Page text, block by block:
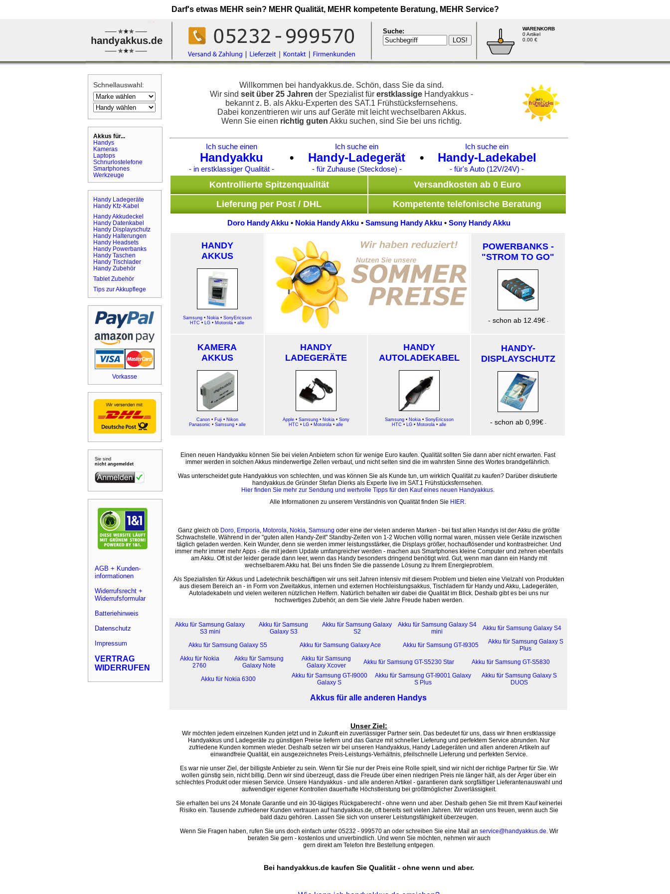
Darf's etwas MEHR sein? MEHR Qualität, MEHR kompetente Beratung, MEHR Service?
Suche:
WARENKORB
0 Artikel
0.00 €
Schnellauswahl:
Akkus für...
Handys
Kameras
Laptops
Schnurlostelefone
Smartphones
Werkzeuge
Handy Ladegeräte
Handy Kfz-Kabel
Handy Akkudeckel
Handy Datenkabel
Handy Displayschutz
Handy Halterungen
Handy Headsets
Handy Powerbanks
Handy Taschen
Handy Tischlader
Handy Zubehör
Tablet Zubehör
Tips zur Akkupflege
Vorkasse
Sie sind
nicht angemeldet
AGB + Kunden-
informationen
Widerrufsrecht +
Widerrufsformular
Batteriehinweis
Datenschutz
Impressum
VERTRAG
WIDERRUFEN
Willkommen bei handyakkus.de. Schön, dass Sie da sind.
Wir sind seit über 25 Jahren der Spezialist für erstklassige Handyakkus -
bekannt z. B. als Akku-Experten des SAT.1 Frühstücksfernsehens.
Dabei konzentrieren wir uns auf Geräte mit leicht wechselbaren Akkus.
Wenn Sie einen richtig guten Akku suchen, sind Sie bei uns richtig.
Ich suche einen
Handyakku
- in erstklassiger Qualität -
•
Ich suche ein
Handy-Ladegerät
- für Zuhause (Steckdose) -
•
Ich suche ein
Handy-Ladekabel
- für's Auto (12V/24V) -
Kontrollierte Spitzenqualität
Versandkosten ab 0 Euro
Lieferung per Post / DHL
Kompetente telefonische Beratung
Doro Handy Akku • Nokia Handy Akku • Samsung Handy Akku • Sony Handy Akku
HANDY
AKKUS
Samsung• Nokia• SonyEricsson
HTC • LG • Motorola • alle
POWERBANKS -
"STROM TO GO"
- schon ab 12.49€-
KAMERA
AKKUS
Canon• Fuji• Nikon
Panasonic • Samsung• alle
HANDY
LADEGERÄTE
Apple• Samsung• Nokia• Sony
HTC • LG • Motorola • alle
HANDY
AUTOLADEKABEL
Samsung• Nokia• SonyEricsson
HTC • LG • Motorola • alle
HANDY-
DISPLAYSCHUTZ
- schon ab 0,99€-
Einen neuen Handyakku können Sie bei vielen Anbietern schon für wenige Euro kaufen. Qualität sollten Sie dann aber nicht erwarten. Fast
immer werden in solchen Akkus minderwertige Zellen verbaut, und nicht selten sind die im wahrsten Sinne des Wortes brandgefährlich.
Was unterscheidet gute Handyakkus von schlechten, und was können Sie als Kunde tun, um wirklich Qualität zu kaufen? Darüber diskutierte
handyakkus.de Gründer Stefan Dierks als Experte live im SAT.1 Frühstücksfernsehen.
Hier finden Sie mehr zur Sendung und wertvolle Tipps für den Kauf eines neuen Handyakkus.
Alle Informationen zu unserem Verständnis von Qualität finden Sie HIER.
Ganz gleich ob Doro, Emporia, Motorola, Nokia, Samsung oder eine der vielen anderen Marken - bei fast allen Handys ist der Akku die größte
Schwachstelle. Während in der "guten alten Handy-Zeit" Standby-Zeiten von 1-2 Wochen völlig normal waren, müssen viele Geräte inzwischen
täglich geladen werden. Kein Wunder, denn sie werden immer leistungsstärker, die Displays größer, hochauflösender und kontrastreicher. Und
immer mehr immer mehr Apps - die mit jedem Update umfangreicher werden - machen aus Smartphones kleine Computer und zehren ebenfalls
am Akku. Oft ist der leider gerade dann leer, wenn das Handy besonders dringend benötigt wird. Gut, wenn man dann ein Handy mit
wechselbarem Akku hat. Bei uns finden Sie die passende Lösung zu Ihrem Energieproblem.
Als Spezialisten für Akkus und Ladetechnik beschäftigen wir uns seit Jahren intensiv mit diesem Problem und bieten eine Vielzahl von Produkten
aus diesem Bereich an - in Form von Zweitakkus, internen und externen Hochleistungsakkus, Tischladern für Handy und Akku, Ladegeräten,
Autoladekabeln und vielen weiteren nützlichen Helfern. Natürlich behalten wir dabei die Qualität im Blick. Deshalb gibt es bei uns nur
hochwertiges Zubehör, an dem Sie viele Jahre Freude haben werden.
Akku für Samsung Galaxy
S3 mini
Akku für Samsung
Galaxy S3
Akku für Samsung Galaxy
S2
Akku für Samsung Galaxy S4
mini
Akku für Samsung Galaxy S4
Akku für Samsung Galaxy S5 Akku für Samsung Galaxy Ace Akku für Samsung GT-I9305
Akku für Samsung Galaxy S
Plus
Akku für Nokia
2760
Akku für Samsung
Galaxy Note
Akku für Samsung
Galaxy Xcover
Akku für Samsung GT-S5230 Star Akku für Samsung GT-S5830
Akku für Nokia 6300
Akku für Samsung GT-I9000
Galaxy S
Akku für Samsung GT-I9001 Galaxy
S Plus
Akku für Samsung Galaxy S
DUOS
Akkus für alle anderen Handys
Unser Ziel:
Wir möchten jedem einzelnen Kunden jetzt und in Zukunft ein zuverlässiger Partner sein. Das bedeutet für uns, dass wir Ihnen erstklassige
Handyakkus und Ladegeräte zu günstigen Preise liefern und das Ganze mit schneller Lieferung und perfektem Service abrunden. Nur
zufriedene Kunden kommen wieder. Deshalb setzen wir bei unseren Handyakkus, Handy Ladegeräten und allen anderen Artikeln auf
einwandfreie Qualität, ein ausgezeichnetes Preis-Leistungs-Verhältnis, pfeilschnelle Lieferung und perfekten Service.
Es war nie unser Ziel, der billigste Anbieter zu sein. Wenn für Sie nur der Preis eine Rolle spielt, sind wir nicht der richtige Partner für Sie. Wir
wollen günstig sein, nicht billig. Denn wir sind überzeugt, dass die Freude über einen niedrigen Preis nie länger hält, als der Ärger über ein
schlechtes Produkt oder miesen Service. Unsere Handyakkus - und alle anderen Artikel - garantieren dank sorgfältiger Lieferantenauswahl und
aufwendiger eigener Kontrollen dauerhafte Höchstleistung bei größtmöglicher Zuverlässigkeit.
Sie erhalten bei uns 24 Monate Garantie und ein 30-tägiges Rückgaberecht - ohne wenn und aber. Deshalb gehen Sie mit Ihrem Kauf keinerlei
Risiko ein. Tausende zufriedener Kunden vertrauen auf handyakkus.de, oft bereits seit vielen Jahren. Wir würden uns freuen, wenn auch Sie
bald dazu gehören. Lassen Sie sich von unserer Leistungsfähigkeit überzeugen.
Wenn Sie Fragen haben, rufen Sie uns doch einfach unter 05232 - 999570 an oder schreiben Sie eine Mail an service@handyakkus.de. Wir
beraten Sie gern - kostenlos und unverbindlich. Und wenn Sie möchten, nehmen wir auch
gern direkt am Telefon Ihre Bestellung entgegen.
Bei handyakkus.de kaufen Sie Qualität - ohne wenn und aber.